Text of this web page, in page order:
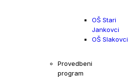
OŠ Stari
Jankovci
OŠ Slakovci
Provedbeni
program